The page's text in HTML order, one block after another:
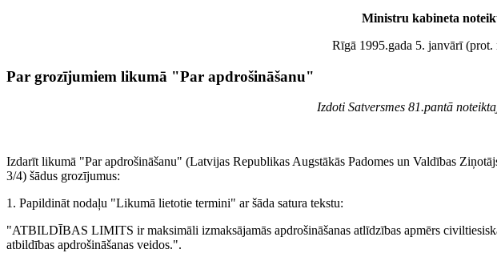
Ministru kabineta
Rīgā 1995.gada 5. janvārī (prot.
Par grozījumiem likumā "Par apdrošināšanu"
Izdoti Satversmes 81.pantā
Izdarīt likumā "Par apdrošināšanu" (Latvijas Republikas Augstākās Padomes un Valdības
3/4) šādus grozījumus:
1. Papildināt nodaļu "Likumā lietotie termini" ar šāda satura tekstu:
"ATBILDĪBAS LIMITS ir maksimāli izmaksājamās apdrošināšanas atlīdzības apmērs
atbildības apdrošināšanas veidos.".